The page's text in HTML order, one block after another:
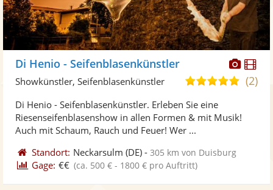
Di Henio - Seifenblasenkünstler
5,0(2)
Showkünstler, Seifenblasenkünstler
Di Henio - Seifenblasenkünstler. Erleben Sie eine
Riesenseifenblasenshow in allen Formen & mit Musik!
Auch mit Schaum, Rauch und Feuer! Wer ...
Standort: Neckarsulm (DE) -305 km von Duisburg
Gage: €€ (ca. 500 € - 1800 € pro Auftritt)